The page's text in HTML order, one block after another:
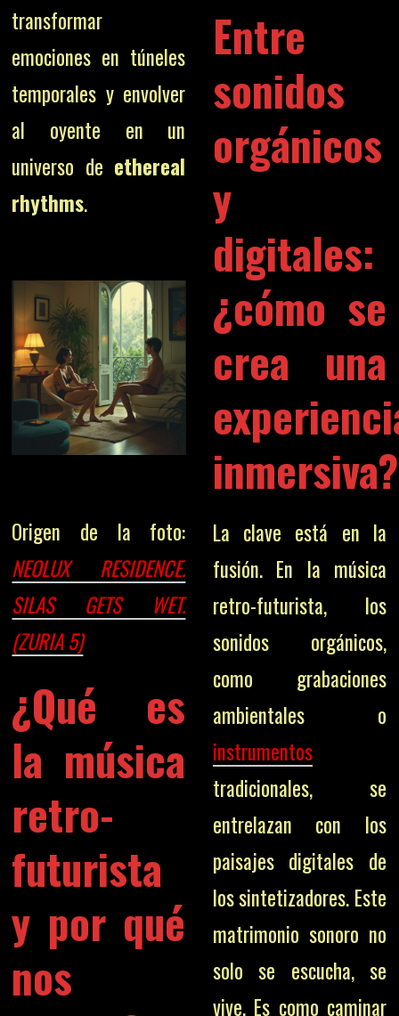
transformar
emociones en túneles
temporales y envolver
al oyente en un
universo de ethereal
rhythms.
Origen de la foto:
NEOLUX RESIDENCE.
SILAS GETS WET.
(ZURIA 5)
¿Qué es
la música
retro-
futurista
y por qué
nos
Entre
sonidos
orgánicos
y
digitales:
¿cómo se
crea una
inmersiva?
La clave está en la
fusión. En la música
retro-futurista, los
sonidos orgánicos,
como grabaciones
ambientales o
instrumentos
tradicionales, se
entrelazan con los
paisajes digitales de
los sintetizadores. Este
matrimonio sonoro no
solo se escucha, se
vive. Es como caminar